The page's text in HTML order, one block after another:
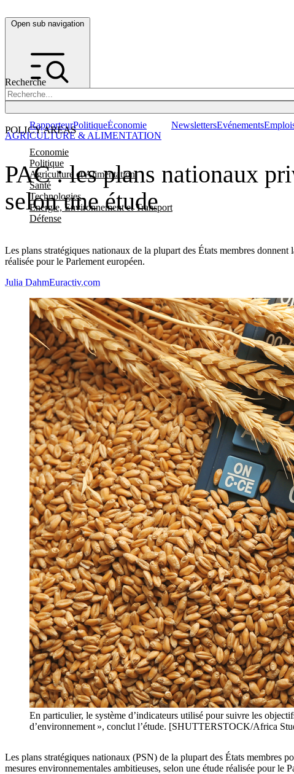
Open sub navigation
Recherche
POLICY AREAS
Economie
Politique
Agriculture et Alimentation
Santé
Technologies
Energie, Environnement et Transport
Défense
RapporteurPolitiqueÉconomie NewslettersEvénements
PAC : les plans nationaux
selon une étude
Les plans stratégiques nationaux de la plupart des États membres
réalisée pour le Parlement européen.
AGRICULTURE & ALIMENTATION
Julia DahmEuractiv.com
En particulier, le système d’indicateurs utilisé pour suivre les
d’environnement », conclut l’étude. [SHUTTERSTOCK/Africa
Les plans stratégiques nationaux (PSN) de la plupart des États membres
mesures environnementales ambitieuses, selon une étude réalisée pour le